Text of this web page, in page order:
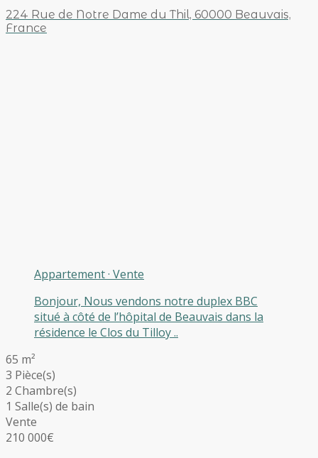
224 Rue de Notre Dame du Thil, 60000 Beauvais,
France
Appartement· Vente
Bonjour, Nous vendons notre duplex BBC
situé à côté de l’hôpital de Beauvais dans la
résidence le Clos du Tilloy ..
65 m²
3 Pièce(s)
2 Chambre(s)
1 Salle(s) de bain
Vente
210 000€